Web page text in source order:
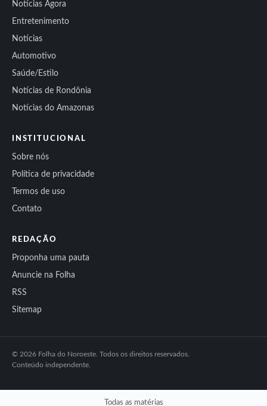
Notícias Agora
Entretenimento
Notícias
Automotivo
Saúde/Estilo
Notícias de Rondônia
Notícias do Amazonas
INSTITUCIONAL
Sobre nós
Política de privacidade
Termos de uso
Contato
REDAÇÃO
Proponha uma pauta
Anuncie na Folha
RSS
Sitemap
© 2026 Folha do Noroeste. Todos os direitos reservados.
Conteúdo independente.
Todas as matérias